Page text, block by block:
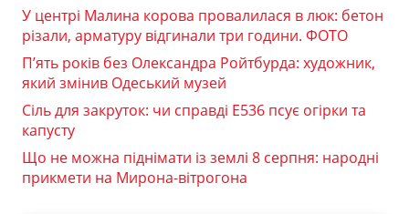
У центрі Малина корова провалилася в люк: бетон
різали, арматуру відгинали три години. ФОТО
П’ять років без Олександра Ройтбурда: художник,
який змінив Одеський музей
Сіль для закруток: чи справді Е536 псує огірки та
капусту
Що не можна піднімати із землі 8 серпня: народні
прикмети на Мирона-вітрогона